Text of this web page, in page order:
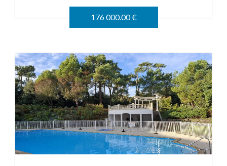
176 000.00 €